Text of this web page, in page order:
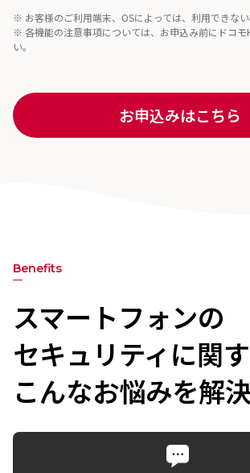
※ お客様のご利用端末、OSによっては、利用できない
※ 各機能の注意事項については、お申込み前にドコモ
い。
お申込みはこちら
Benefits
スマートフォンの
セキュリティに関
こんなお悩みを解